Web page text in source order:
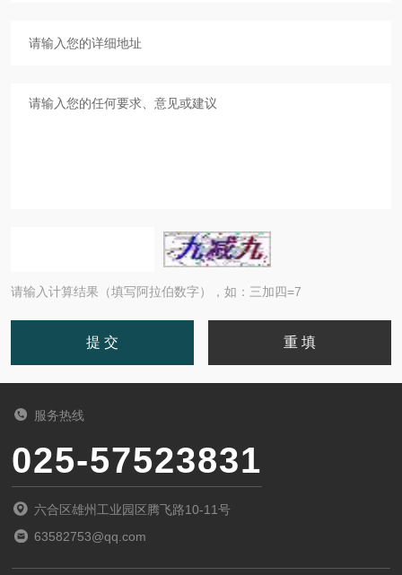
请输入计算结果（填写阿拉伯数字），如：三加四=7
服务热线
025-57523831
六合区雄州工业园区腾飞路10-11号
63582753@qq.com